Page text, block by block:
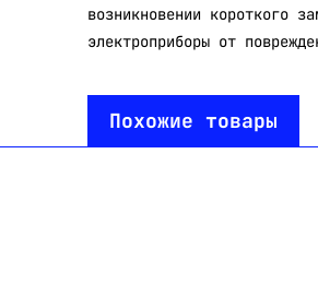
возникновении короткого
электроприборы от
Похожие товары